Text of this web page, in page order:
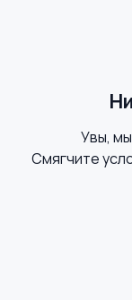
Спутниковое и
Увы,
Смягчите